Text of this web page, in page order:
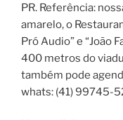
PR. Referência:
amarelo, o
Pró Audio” e “João
400 metros do
também pode
whats: (41) 99745-